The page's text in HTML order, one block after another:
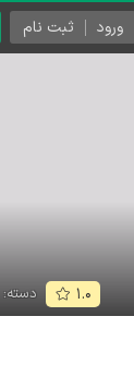
ورود ثبت نام
۱.۰ دسته: